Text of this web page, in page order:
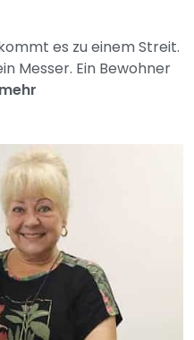
es zu einem Streit.
Messer. Ein Bewohner
mehr